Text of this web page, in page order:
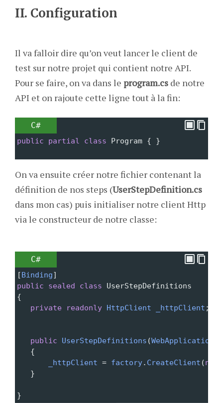
II. Configuration
Il va falloir dire qu’on veut lancer le client de
test sur notre projet qui contient notre API.
Pour se faire, on va dans le program.cs de notre
API et on rajoute cette ligne tout à la fin:
C#
public partial class Program { }
On va ensuite créer notre fichier contenant la
définition de nos steps (UserStepDefinition.cs
dans mon cas) puis initialiser notre client Http
via le constructeur de notre classe:
C#
[Binding]
public
sealed class
UserStepDefinitions
{
private
readonly HttpClient _httpClient ;
public UserStepDefinitions (
   {
_httpClient = factory. CreateClient (new
   }
}